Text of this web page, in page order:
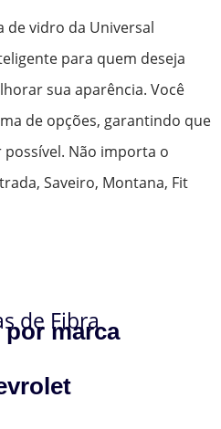
de vidro da Universal
para quem deseja
sua aparência. Você
de opções, garantindo que
Não importa o
Saveiro, Montana, Fit
de Fibra
marca